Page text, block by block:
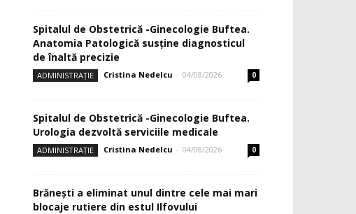
Spitalul de Obstetrică -Ginecologie Buftea.
Anatomia Patologică susţine diagnosticul
de înaltă precizie
ADMINISTRAȚIE Cristina Nedelcu - 04/08/2026 0
Spitalul de Obstetrică -Ginecologie Buftea.
Urologia dezvoltă serviciile medicale
ADMINISTRAȚIE Cristina Nedelcu - 04/08/2026 0
Brănești a eliminat unul dintre cele mai mari
blocaje rutiere din estul Ilfovului